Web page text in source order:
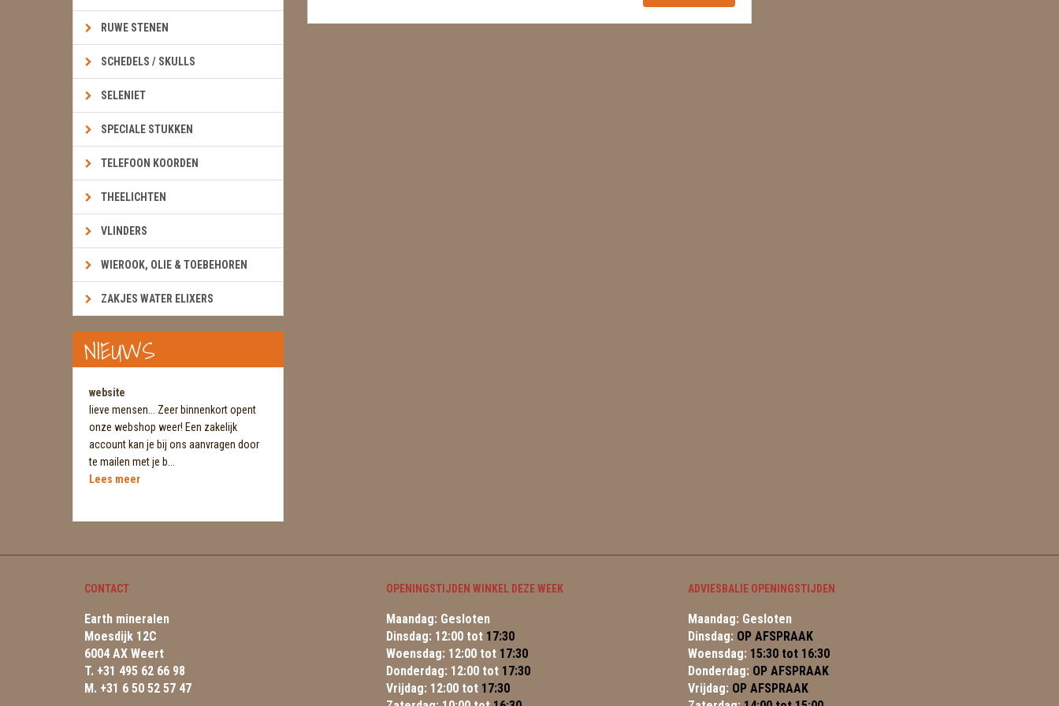
RUWE STENEN
SCHEDELS / SKULLS
SELENIET
SPECIALE STUKKEN
TELEFOON KOORDEN
THEELICHTEN
VLINDERS
WIEROOK, OLIE & TOEBEHOREN
ZAKJES WATER ELIXERS
NIEUWS
website
lieve mensen... Zeer binnenkort opent
onze webshop weer! Een zakelijk
account kan je bij ons aanvragen door
te mailen met je b...
Lees meer
CONTACT
Earth mineralen
Moesdijk 12C
6004 AX Weert
T. +31 495 62 66 98
M. +31 6 50 52 57 47
OPENINGSTIJDEN WINKEL DEZE WEEK
Maandag: Gesloten
Dinsdag: 12:00 tot 17:30
Woensdag: 12:00 tot 17:30
Donderdag: 12:00 tot 17:30
Vrijdag: 12:00 tot 17:30
ADVIESBALIE OPENINGSTIJDEN
Maandag: Gesloten
Dinsdag: OP AFSPRAAK
Woensdag: 15:30 tot 16:30
Donderdag: OP AFSPRAAK
Vrijdag: OP AFSPRAAK